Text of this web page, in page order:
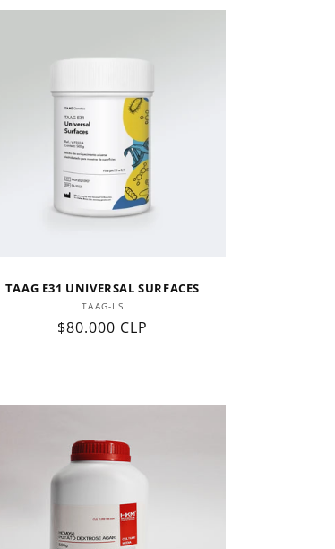
TAAG E31 UNIVERSAL SURFACES
Proveedor:
TAAG-LS
Precio
$80.000 CLP